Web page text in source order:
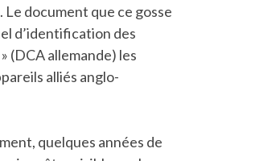
document que ce gosse
d’identification des
(DCA allemande) les
alliés anglo-
quelques années de